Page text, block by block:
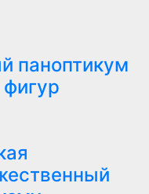
паноптикум